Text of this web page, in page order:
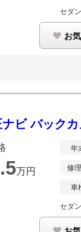
セダン
お
ビ バック
5万円
年
修
車
セダン